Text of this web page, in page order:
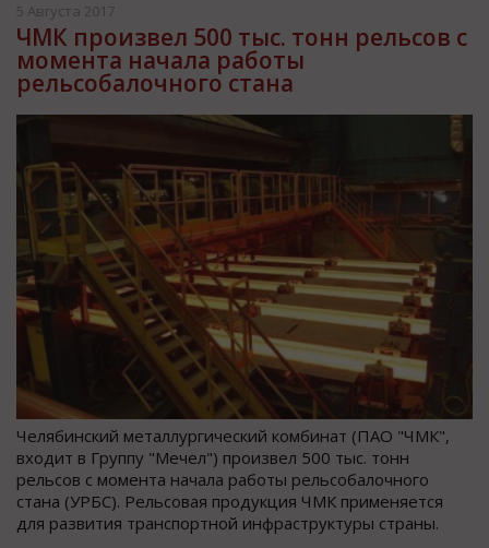
5 Августа 2017
ЧМК произвел 500 тыс. тонн рельсов с
момента начала работы
рельсобалочного стана
Челябинский металлургический комбинат (ПАО "ЧМК",
входит в Группу "Мечел") произвел 500 тыс. тонн
рельсов с момента начала работы рельсобалочного
стана (УРБС). Рельсовая продукция ЧМК применяется
для развития транспортной инфраструктуры страны.